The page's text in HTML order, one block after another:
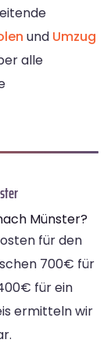
und Umzug
alle
Münster?
für den
700€ für
für ein
ermitteln wir